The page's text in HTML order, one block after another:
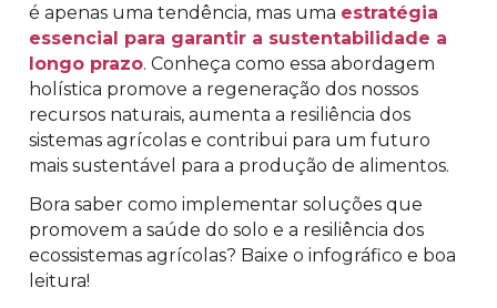
é apenas uma tendência, mas uma estratégia
essencial para garantir a sustentabilidade a
longo prazo. Conheça como essa abordagem
holística promove a regeneração dos nossos
recursos naturais, aumenta a resiliência dos
sistemas agrícolas e contribui para um futuro
mais sustentável para a produção de alimentos.
Bora saber como implementar soluções que
promovem a saúde do solo e a resiliência dos
ecossistemas agrícolas? Baixe o infográfico e boa
leitura!